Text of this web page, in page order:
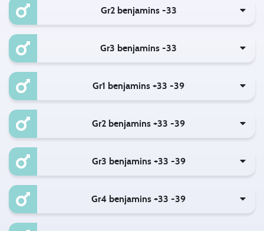
Gr2 benjamins -33
Gr3 benjamins -33
Gr1 benjamins +33 -39
Gr2 benjamins +33 -39
Gr3 benjamins +33 -39
Gr4 benjamins +33 -39